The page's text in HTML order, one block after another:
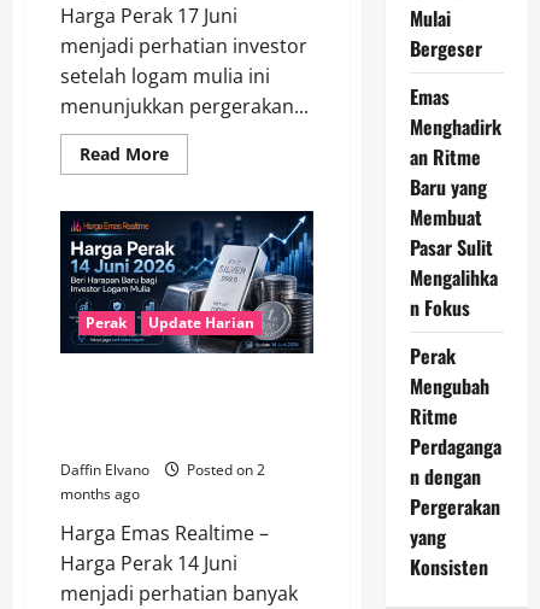
Harga Perak 17 Juni
menjadi perhatian investor
setelah logam mulia ini
menunjukkan pergerakan...
Read MoreRead
more
Makin
Menarik,
Harga
17
Juni
2026
Bergerak
Stabil
di
Perak Update Harian
Daffin Elvano
Posted on 2
months ago
Harga Emas Realtime –
Harga Perak 14 Juni
menjadi perhatian banyak
Mulai
Bergeser
Emas
Menghadirk
an Ritme
Baru yang
Membuat
Pasar Sulit
Mengalihka
n Fokus
Perak
Mengubah
Ritme
Perdaganga
n dengan
Pergerakan
yang
Konsisten